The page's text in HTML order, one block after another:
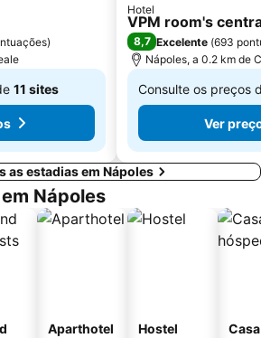
Borgo di Atrani
Castel dell'Ovo
Parco archeologico delle terme di Baia
)
11 sites
Hotel
VPM room's
8,7 Excelente (693
Nápoles, a 0.2 km de
Consulte os preços
De
€ 63 Ver
as estadias em Nápoles
Nápoles
Aparthotel Hostel